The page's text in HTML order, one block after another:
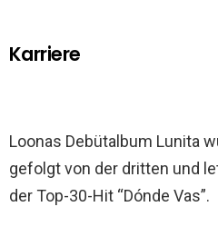
Karriere
Loonas Debütalbum Lunita
gefolgt von der dritten und
der Top-30-Hit “Dónde Vas”.